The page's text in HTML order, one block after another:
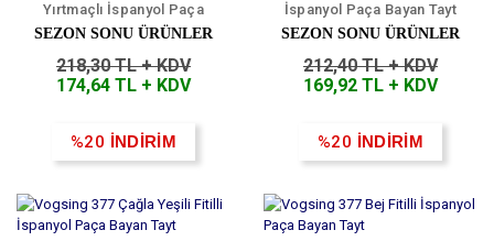
Yırtmaçlı İspanyol Paça
Bayan Tayt
SEZON SONU ÜRÜNLER
218,30 TL + KDV
174,64 TL + KDV
%20 İNDİRİM
İspanyol Paça Bayan Tayt
SEZON SONU ÜRÜNLER
212,40 TL + KDV
169,92 TL + KDV
%20 İNDİRİM